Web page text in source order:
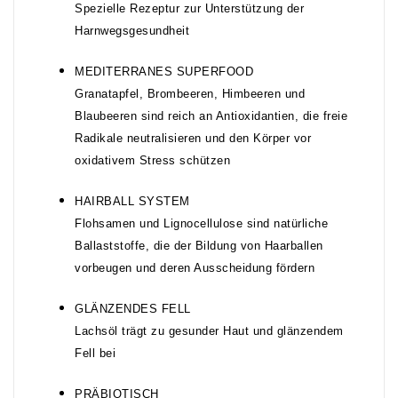
Spezielle Rezeptur zur Unterstützung der
Harnwegsgesundheit
MEDITERRANES SUPERFOOD
Granatapfel, Brombeeren, Himbeeren und
Blaubeeren sind reich an Antioxidantien, die freie
Radikale neutralisieren und den Körper vor
oxidativem Stress schützen
HAIRBALL SYSTEM
Flohsamen und Lignocellulose sind natürliche
Ballaststoffe, die der Bildung von Haarballen
vorbeugen und deren Ausscheidung fördern
GLÄNZENDES FELL
Lachsöl trägt zu gesunder Haut und glänzendem
Fell bei
PRÄBIOTISCH